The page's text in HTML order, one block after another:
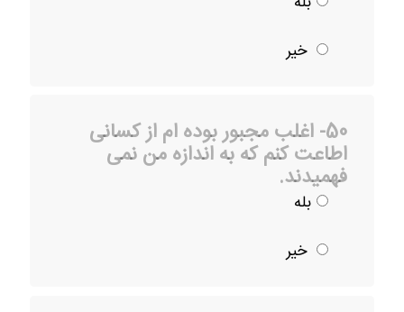
خیر
50- اغلب مجبور بوده ام از کسانی
اطاعت کنم که به اندازه من نمی
فهمیدند.
بله
خیر